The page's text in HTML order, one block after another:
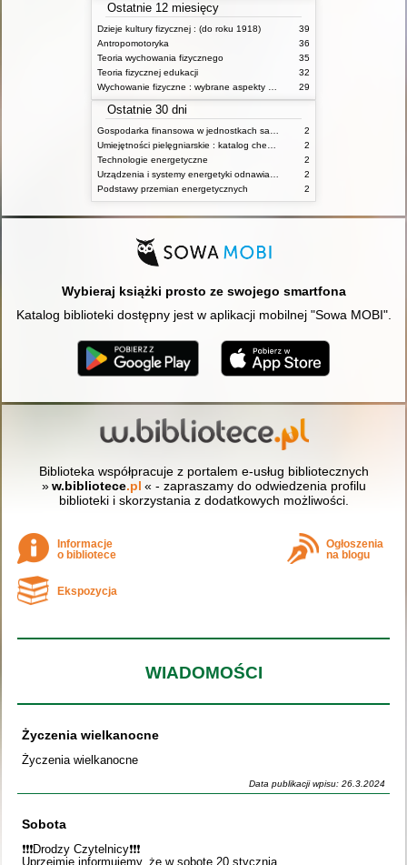
Ostatnie 12 miesięcy
Dzieje kultury fizycznej : (do roku 1918)
39
Antropomotoryka
36
Teoria wychowania fizycznego
35
Teoria fizycznej edukacji
32
29
Ostatnie 30 dni
2
2
Technologie energetyczne
2
2
Podstawy przemian energetycznych
2
Wybieraj książki prosto ze swojego smartfona
Katalog biblioteki dostępny jest w aplikacji mobilnej "Sowa MOBI".
Biblioteka współpracuje z portalem e-usług bibliotecznych
» w.bibliotece.pl « - zapraszamy do odwiedzenia profilu
biblioteki i skorzystania z dodatkowych możliwości.
Informacje
o bibliotece
Ogłoszenia
na blogu
Ekspozycja
WIADOMOŚCI
Życzenia wielkanocne
Życzenia wielkanocne
Data publikacji wpisu: 26.3.2024
Sobota
❗️❗️❗️Drodzy Czytelnicy❗️❗️❗️
Uprzejmie informujemy, że w sobotę 20 stycznia